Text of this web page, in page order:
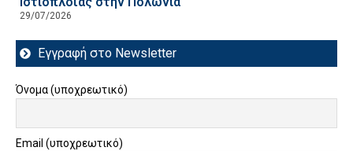
29/07/2026
Εγγραφή στο Newsletter
Όνομα (υποχρεωτικό)
Email (υποχρεωτικό)